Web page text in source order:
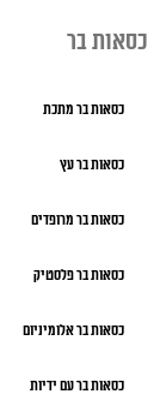
כסאות בר
כסאות בר מתכת
כסאות בר עץ
כסאות בר מרופדים
כסאות בר פלסטיק
כסאות בר אלומיניום
כסאות בר עם ידיות